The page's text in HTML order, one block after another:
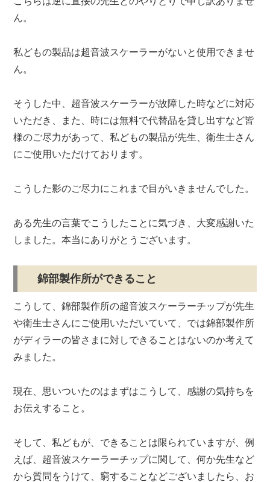
ん。
私どもの製品は超音波スケーラーがないと使用できませ
ん。
そうした中、超音波スケーラーが故障した時などに対応
いただき、また、時には無料で代替品を貸し出すなど皆
様のご尽力があって、私どもの製品が先生、衛生士さん
にご使用いただけております。
こうした影のご尽力にこれまで目がいきませんでした。
ある先生の言葉でこうしたことに気づき、大変感謝いた
しました。本当にありがとうございます。
錦部製作所ができること
こうして、錦部製作所の超音波スケーラーチップが先生
や衛生士さんにご使用いただいていて、では錦部製作所
がディラーの皆さまに対しできることはないのか考えて
みました。
現在、思いついたのはまずはこうして、感謝の気持ちを
お伝えすること。
そして、私どもが、できることは限られていますが、例
えば、超音波スケーラーチップに関して、何か先生など
から質問をうけて、窮することなどございましたら、お